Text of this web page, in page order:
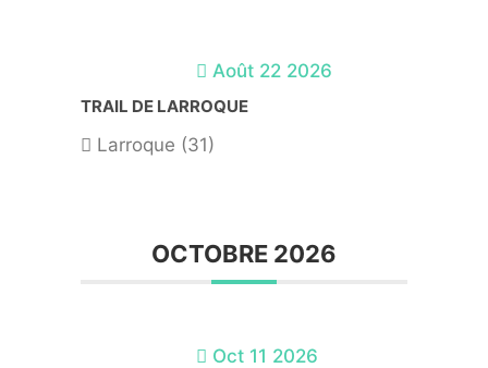
Août 22 2026
TRAIL DE LARROQUE
Larroque (31)
OCTOBRE 2026
Oct 11 2026